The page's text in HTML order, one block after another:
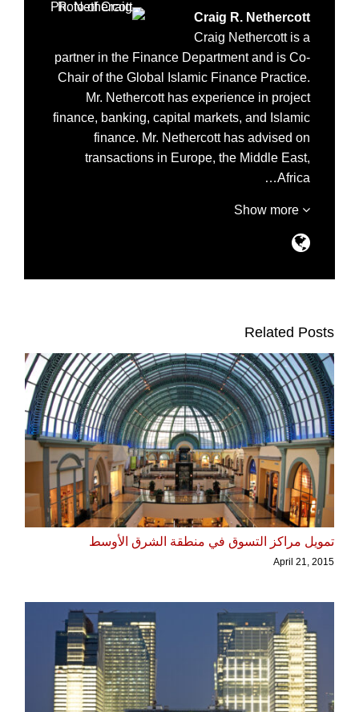
Craig R. Nethercott
Craig Nethercott is a
partner in the Finance Department and is Co-
Chair of the Global Islamic Finance Practice.
Mr. Nethercott has experience in project
finance, banking, capital markets, and Islamic
finance. Mr. Nethercott has advised on
transactions in Europe, the Middle East,
Africa…
Show more
Related Posts
تمويل مراكز التسوق في منطقة الشرق الأوسط
April 21, 2015